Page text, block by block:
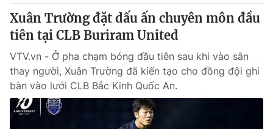
VTV4 Vươn mình bằng AI
VTV9 VTV8
Liên hệ tòa soạn English
Xuân Trường đặt dấu ấn chuyên môn đầu
tiên tại CLB Buriram United
VTV.vn - Ở pha chạm bóng đầu tiên sau khi vào sân
thay người, Xuân Trường đã kiến tạo cho đồng đội ghi
bàn vào lưới CLB Bắc Kinh Quốc An.